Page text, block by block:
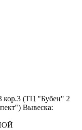
кор.3 (ТЦ "Бубен" 2
Вывеска: